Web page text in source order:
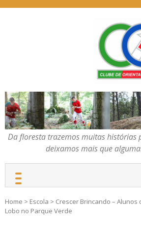
Da floresta trazemos muitas histórias
deixamos mais que
Home > Escola > Crescer Brincando – Alunos
Lobo no Parque Verde